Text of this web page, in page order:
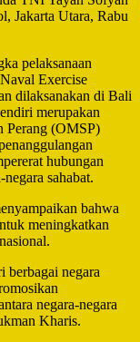
Jakarta Utara, Rabu
pelaksanaan
Exercise
dilaksanakan di Bali
merupakan
Perang (OMSP)
hubungan
sahabat.
bahwa
meningkatkan
berbagai negara
negara-negara
Kharis.